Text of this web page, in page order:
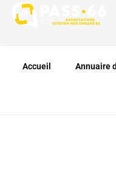
Accueil Annuaire